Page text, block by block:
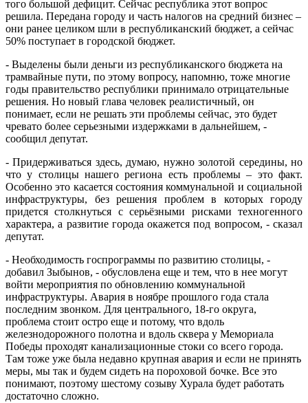
того большой дефицит. Сейчас республика этот вопрос
решила. Передана городу и часть налогов на средний бизнес –
они ранее целиком шли в республиканский бюджет, а сейчас
50% поступает в городской бюджет.
- Выделены были деньги из республиканского бюджета на
трамвайные пути, по этому вопросу, напомню, тоже многие
годы правительство республики принимало отрицательные
решения. Но новый глава человек реалистичный, он
понимает, если не решать эти проблемы сейчас, это будет
чревато более серьезными издержками в дальнейшем, -
сообщил депутат.
- Придерживаться здесь, думаю, нужно золотой середины, но
что у столицы нашего региона есть проблемы – это факт.
Особенно это касается состояния коммунальной и социальной
инфраструктуры, без решения проблем в которых городу
придется столкнуться с серьёзными рисками техногенного
характера, а развитие города окажется под вопросом, - сказал
депутат.
- Необходимость госпрограммы по развитию столицы, -
добавил Зыбынов, - обусловлена еще и тем, что в нее могут
войти мероприятия по обновлению коммунальной
инфраструктуры. Авария в ноябре прошлого года стала
последним звонком. Для центрального, 18-го округа,
проблема стоит остро еще и потому, что вдоль
железнодорожного полотна и вдоль сквера у Мемориала
Победы проходят канализационные стоки со всего города.
Там тоже уже была недавно крупная авария и если не принять
меры, мы так и будем сидеть на пороховой бочке. Все это
понимают, поэтому шестому созыву Хурала будет работать
достаточно сложно.